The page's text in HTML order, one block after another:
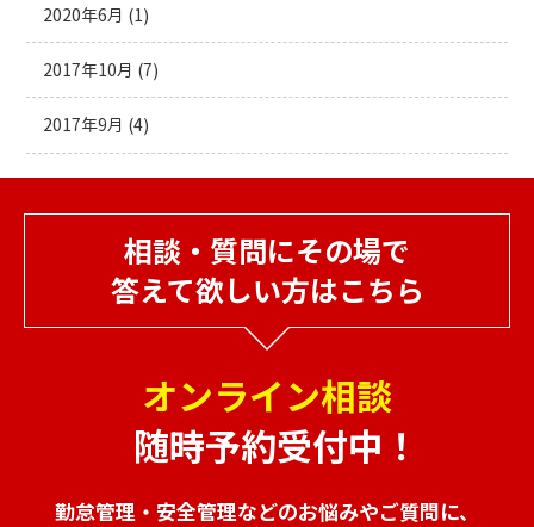
2020年6月 (1)
2017年10月 (7)
2017年9月 (4)
相談・質問にその場で
答えて欲しい方はこちら
オンライン相談
随時予約受付中！
勤怠管理・安全管理などのお悩みやご質問に、